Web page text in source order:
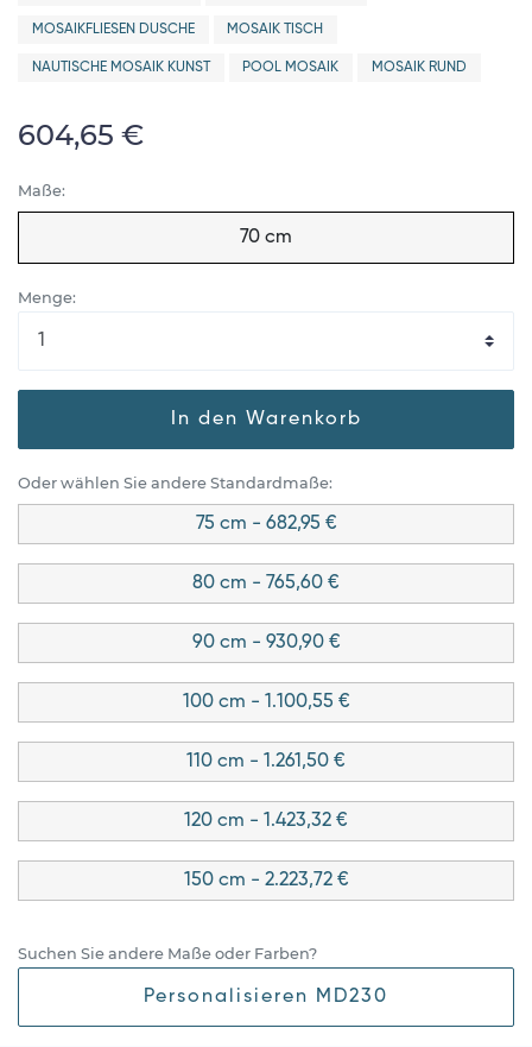
MOSAIKFLIESEN DUSCHE MOSAIK TISCH
NAUTISCHE MOSAIK KUNST POOL MOSAIK MOSAIK RUND
604,65 €
Maße:
70 cm
Menge:
In den Warenkorb
Oder wählen Sie andere Standardmaße:
75 cm - 682,95 €
80 cm - 765,60 €
90 cm - 930,90 €
100 cm - 1.100,55 €
110 cm - 1.261,50 €
120 cm - 1.423,32 €
150 cm - 2.223,72 €
Suchen Sie andere Maße oder Farben?
Personalisieren MD230